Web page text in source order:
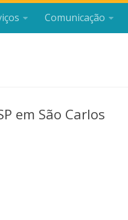
Comunicação
em São Carlos